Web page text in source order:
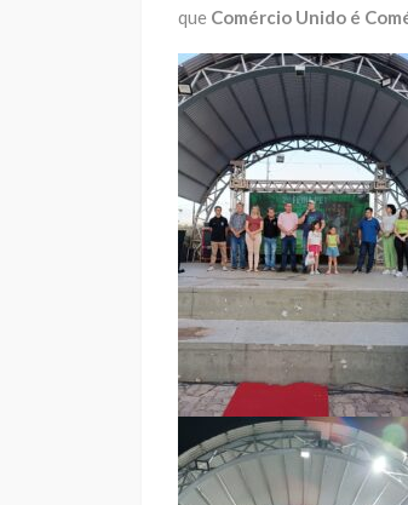
que Comércio Unido é